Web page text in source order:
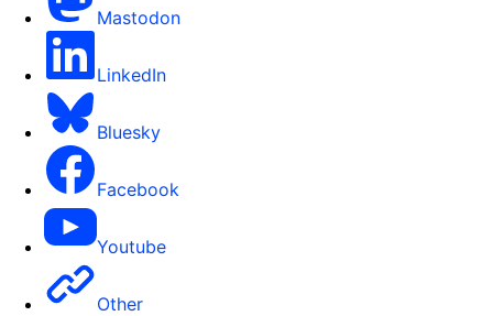
Mastodon
LinkedIn
Bluesky
Facebook
Youtube
Other